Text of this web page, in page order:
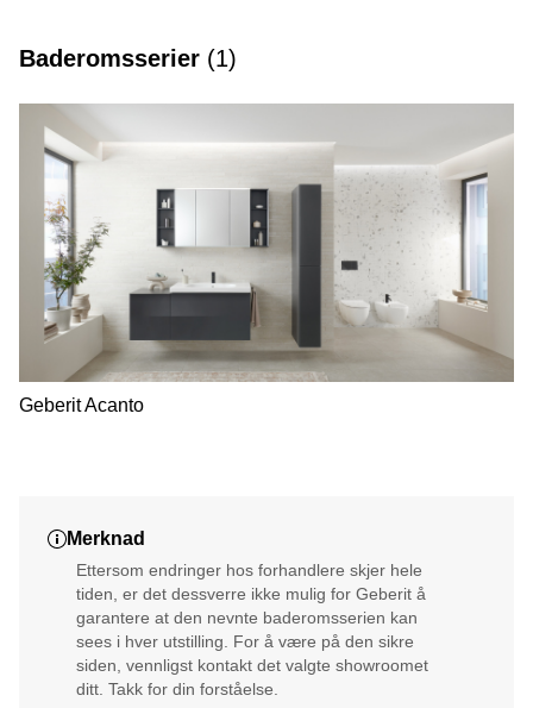
Baderomsserier (1)
Geberit Acanto
Merknad
Ettersom endringer hos forhandlere skjer hele
tiden, er det dessverre ikke mulig for Geberit å
garantere at den nevnte baderomsserien kan
sees i hver utstilling. For å være på den sikre
siden, vennligst kontakt det valgte showroomet
ditt. Takk for din forståelse.